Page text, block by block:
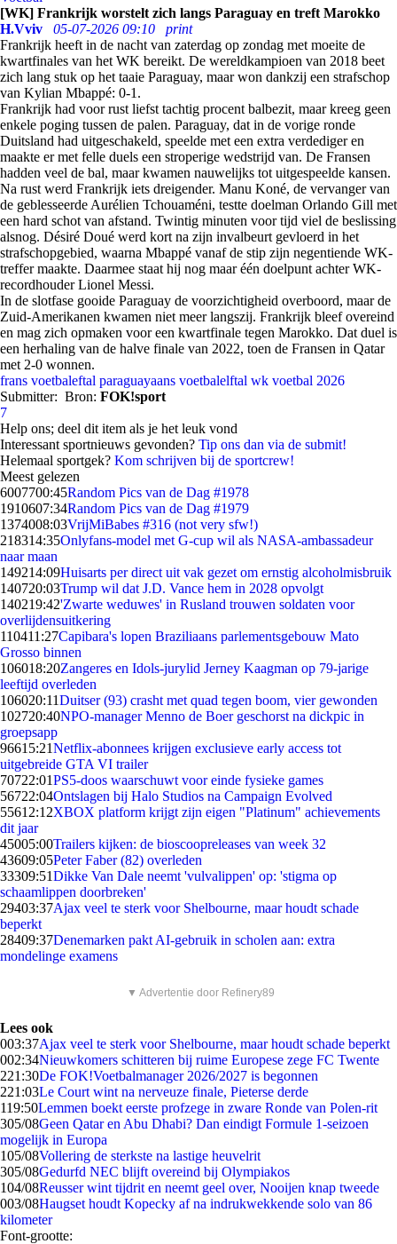
[WK] Frankrijk worstelt zich langs Paraguay en treft Marokko
H.Vviv
05-07-2026 09:10
print
Frankrijk heeft in de nacht van zaterdag op zondag met moeite de
kwartfinales van het WK bereikt. De wereldkampioen van 2018 beet
zich lang stuk op het taaie Paraguay, maar won dankzij een strafschop
van Kylian Mbappé: 0-1.
Frankrijk had voor rust liefst tachtig procent balbezit, maar kreeg geen
enkele poging tussen de palen. Paraguay, dat in de vorige ronde
Duitsland had uitgeschakeld, speelde met een extra verdediger en
maakte er met felle duels een stroperige wedstrijd van. De Fransen
hadden veel de bal, maar kwamen nauwelijks tot uitgespeelde kansen.
Na rust werd Frankrijk iets dreigender. Manu Koné, de vervanger van
de geblesseerde Aurélien Tchouaméni, testte doelman Orlando Gill met
een hard schot van afstand. Twintig minuten voor tijd viel de beslissing
alsnog. Désiré Doué werd kort na zijn invalbeurt gevloerd in het
strafschopgebied, waarna Mbappé vanaf de stip zijn negentiende WK-
treffer maakte. Daarmee staat hij nog maar één doelpunt achter WK-
recordhouder Lionel Messi.
In de slotfase gooide Paraguay de voorzichtigheid overboord, maar de
Zuid-Amerikanen kwamen niet meer langszij. Frankrijk bleef overeind
en mag zich opmaken voor een kwartfinale tegen Marokko. Dat duel is
een herhaling van de halve finale van 2022, toen de Fransen in Qatar
met 2-0 wonnen.
frans voetbaleftal paraguayaans voetbalelftal wk voetbal 2026
Submitter: Bron: FOK!sport
7
Help ons; deel dit item als je het leuk vond
Interessant sportnieuws gevonden? Tip ons dan via de submit!
Helemaal sportgek? Kom schrijven bij de sportcrew!
Meest gelezen
6007700:45Random Pics van de Dag #1978
1910607:34Random Pics van de Dag #1979
1374008:03VrijMiBabes #316 (not very sfw!)
218314:35Onlyfans-model met G-cup wil als NASA-ambassadeur
naar maan
149214:09Huisarts per direct uit vak gezet om ernstig alcoholmisbruik
140720:03Trump wil dat J.D. Vance hem in 2028 opvolgt
140219:42'Zwarte weduwes' in Rusland trouwen soldaten voor
overlijdensuitkering
110411:27Capibara's lopen Braziliaans parlementsgebouw Mato
Grosso binnen
106018:20Zangeres en Idols-jurylid Jerney Kaagman op 79-jarige
leeftijd overleden
106020:11Duitser (93) crasht met quad tegen boom, vier gewonden
102720:40NPO-manager Menno de Boer geschorst na dickpic in
groepsapp
96615:21Netflix-abonnees krijgen exclusieve early access tot
uitgebreide GTA VI trailer
70722:01PS5-doos waarschuwt voor einde fysieke games
56722:04Ontslagen bij Halo Studios na Campaign Evolved
55612:12XBOX platform krijgt zijn eigen "Platinum" achievements
dit jaar
45005:00Trailers kijken: de bioscoopreleases van week 32
43609:05Peter Faber (82) overleden
33309:51Dikke Van Dale neemt 'vulvalippen' op: 'stigma op
schaamlippen doorbreken'
29403:37Ajax veel te sterk voor Shelbourne, maar houdt schade
beperkt
28409:37Denemarken pakt AI-gebruik in scholen aan: extra
mondelinge examens
▼ Advertentie door Refinery89
Lees ook
003:37Ajax veel te sterk voor Shelbourne, maar houdt schade beperkt
002:34Nieuwkomers schitteren bij ruime Europese zege FC Twente
221:30De FOK!Voetbalmanager 2026/2027 is begonnen
221:03Le Court wint na nerveuze finale, Pieterse derde
119:50Lemmen boekt eerste profzege in zware Ronde van Polen-rit
305/08Geen Qatar en Abu Dhabi? Dan eindigt Formule 1-seizoen
mogelijk in Europa
105/08Vollering de sterkste na lastige heuvelrit
305/08Gedurfd NEC blijft overeind bij Olympiakos
104/08Reusser wint tijdrit en neemt geel over, Nooijen knap tweede
003/08Haugset houdt Kopecky af na indrukwekkende solo van 86
kilometer
Font-grootte: